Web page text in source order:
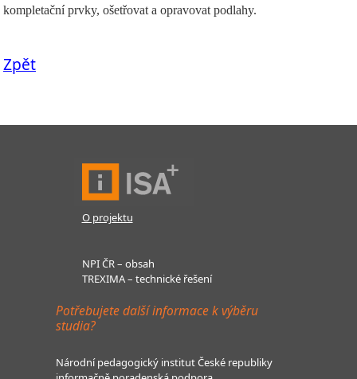
kompletační prvky, ošetřovat a opravovat podlahy.
Zpět
O projektu
NPI ČR – obsah
TREXIMA – technické řešení
Potřebujete další informace k výběru
studia?
Národní pedagogický institut České republiky